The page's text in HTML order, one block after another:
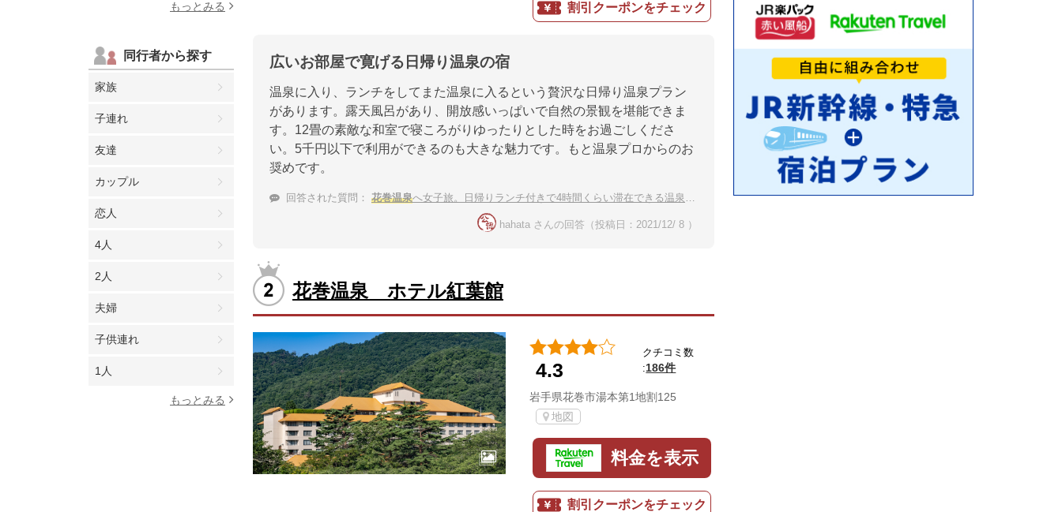
もっとみる
同行者から探す
家族
子連れ
友達
カップル
恋人
4人
2人
夫婦
子供連れ
1人
もっとみる
割引クーポンをチェック
広いお部屋で寛げる日帰り温泉の宿
温泉に入り、ランチをしてまた温泉に入るという贅沢な日帰り温泉プラン
があります。露天風呂があり、開放感いっぱいで自然の景観を堪能できま
す。12畳の素敵な和室で寝ころがりゆったりとした時をお過ごしくださ
い。5千円以下で利用ができるのも大きな魅力です。もと温泉プロからのお
奨めです。
回答された質問： 花巻温泉へ女子旅。日帰りランチ付きで4時間くらい滞在できる温泉宿は？
hahata さんの回答（投稿日：2021/12/ 8 ）
花巻温泉 ホテル紅葉館
4.3
クチコミ数
:186件
岩手県花巻市湯本第1地割125
地図
料金を表示
割引クーポンをチェック